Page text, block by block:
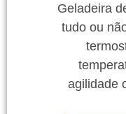
Geladeira
tudo ou
agilidade